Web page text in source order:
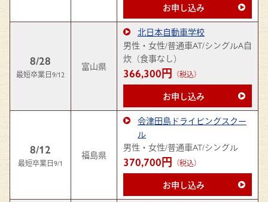
お申し込み
8/28
最短卒業日9/12
富山県
北日本自動車学校
男性・女性/普通車AT/シングルA自
炊（食事なし）
366,300円 （税込）
お申し込み
8/12
最短卒業日9/1
福島県
会津田島ドライビングスクー
ル
男性・女性/普通車AT/シングル
370,700円 （税込）
お申し込み